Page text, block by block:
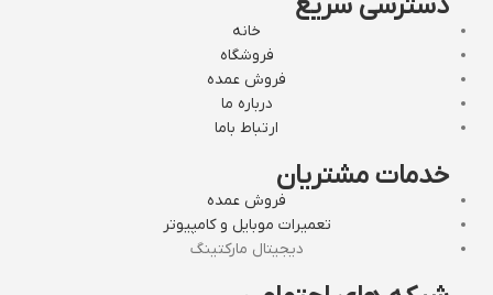
خانه
فروشگاه
فروش عمده
درباره ما
ارتباط باما
خدمات مشتریان
فروش عمده
تعمیرات موبایل و کامپیوتر
دیجیتال مارکتینگ